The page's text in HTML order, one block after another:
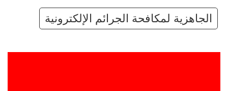
الجاهزية لمكافحة الجرائم الإلكترونية